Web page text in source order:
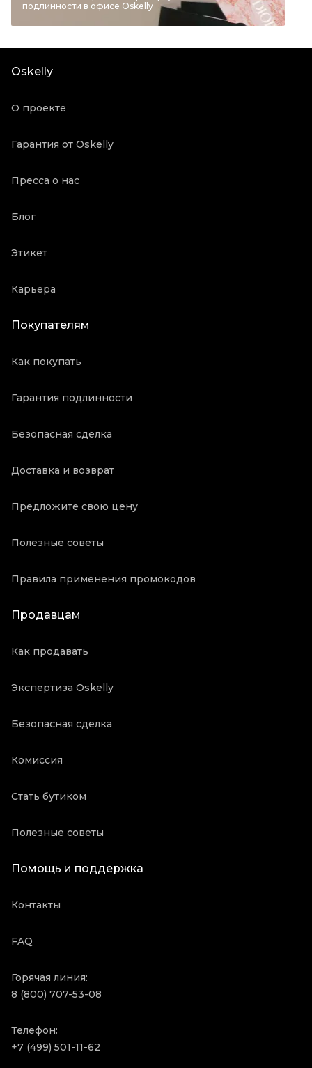
Материал обуви
Другое
Винтаж
подлинности в офисе Oskelly
Oskelly
О проекте
Гарантия от Oskelly
Пресса о нас
Блог
Этикет
Карьера
Покупателям
Как покупать
Гарантия подлинности
Безопасная сделка
Доставка и возврат
Предложите свою цену
Полезные советы
Правила применения промокодов
Продавцам
Как продавать
Экспертиза Oskelly
Безопасная сделка
Комиссия
Стать бутиком
Полезные советы
Помощь и поддержка
Контакты
FAQ
Горячая линия:
8 (800) 707-53-08
Телефон:
+7 (499) 501-11-62